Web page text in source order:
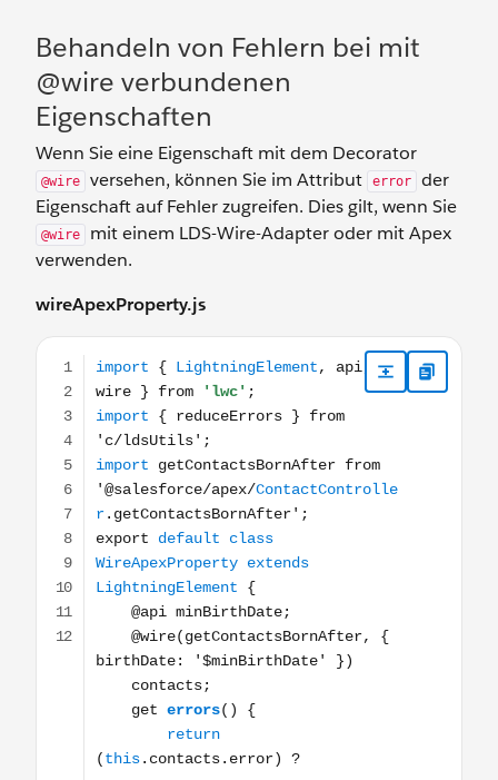
Behandeln von Fehlern bei mit
@wire verbundenen
Eigenschaften
Wenn Sie eine Eigenschaft mit dem Decorator
@wire versehen, können Sie im Attribut error
der
Eigenschaft auf Fehler zugreifen. Dies gilt, wenn Sie
@wire
mit einem LDS-Wire-Adapter oder mit Apex
verwenden.
wireApexProperty.js
import { LightningElement, api, wire } from 'lwc';